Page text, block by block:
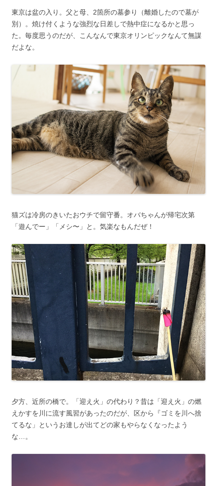
東京は盆の入り。父と母、2箇所の墓参り（離婚したので墓が
別）。焼け付くような強烈な日差しで熱中症になるかと思っ
た。毎度思うのだが、こんなんで東京オリンピックなんて無謀
だよな。
猫ズは冷房のきいたおウチで留守番。オバちゃんが帰宅次第
「遊んでー」「メシ〜」と。気楽なもんだぜ！
夕方、近所の橋で。「迎え火」の代わり？昔は「迎え火」の燃
えかすを川に流す風習があったのだが、区から『ゴミを川へ捨
てるな」というお達しが出てどの家もやらなくなったよう
な…。